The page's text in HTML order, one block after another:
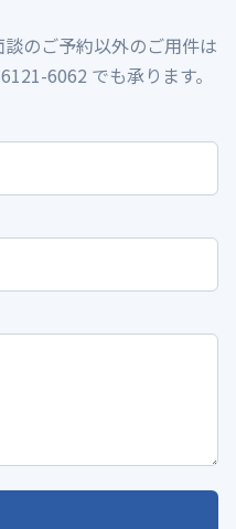
のご予約以外のご用件は
6062 でも承ります。